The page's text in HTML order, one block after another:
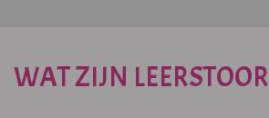
WAT ZIJN